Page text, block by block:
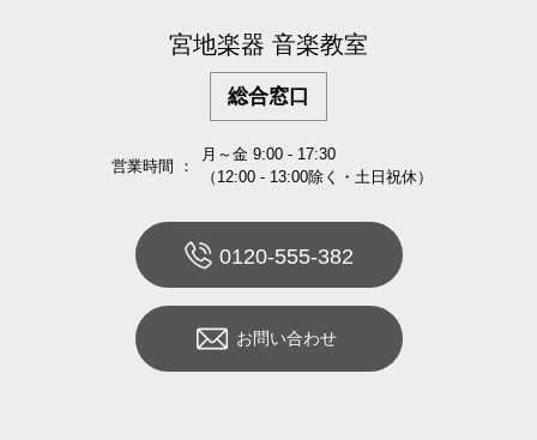
宮地楽器 音楽教室
総合窓口
営業時間 ：
月～金 9:00 - 17:30
（12:00 - 13:00除く・土日祝休）
0120-555-382
お問い合わせ